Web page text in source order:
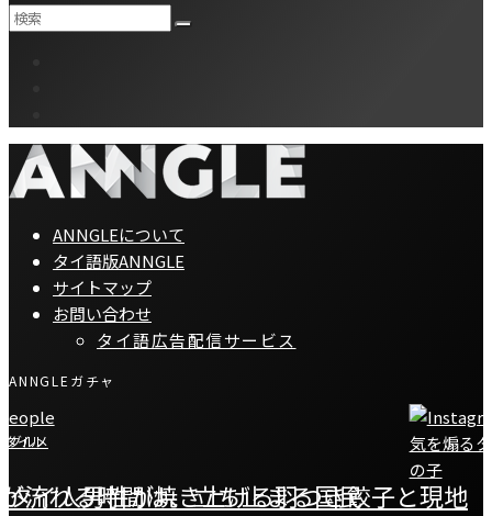
ANNGLEについて
タイ語版ANNGLE
サイトマップ
お問い合わせ
タイ語広告配信サービス
ANNGLEガチャ
グルメ
タイ人男性が焼き上げる羽つき餃子と現地
タイル
流れる時間は、立ち止まる国民